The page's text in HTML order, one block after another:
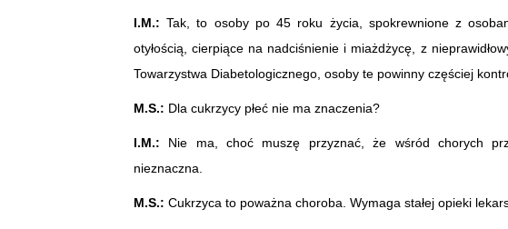
I.M.: Tak, to osoby po 45 roku życia, spokrewnione z
otyłością, cierpiące na nadciśnienie i miażdżycę, z
Towarzystwa Diabetologicznego, osoby te powinny częściej
M.S.: Dla cukrzycy płeć nie ma znaczenia?
I.M.: Nie ma, choć muszę przyznać, że wśród chorych
nieznaczna.
M.S.: Cukrzyca to poważna choroba. Wymaga stałej opieki